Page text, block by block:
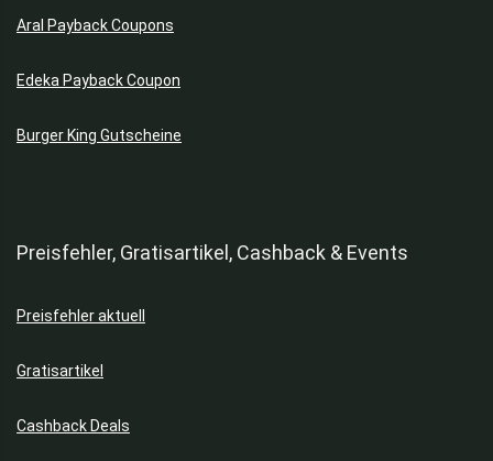
Aral Payback Coupons
Edeka Payback Coupon
Burger King Gutscheine
Preisfehler, Gratisartikel, Cashback & Events
Preisfehler aktuell
Gratisartikel
Cashback Deals